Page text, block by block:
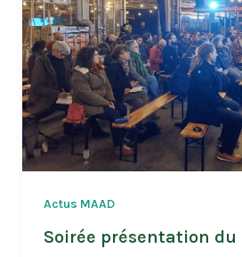
!”
Actus MAAD
Soirée présentation